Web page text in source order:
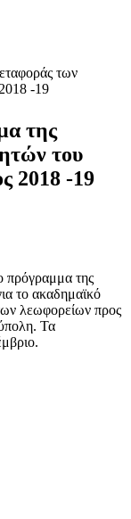
των
-19
της
του
2018 -19
πρόγραμμα της
το ακαδημαϊκό
λεωφορείων προς
Τα